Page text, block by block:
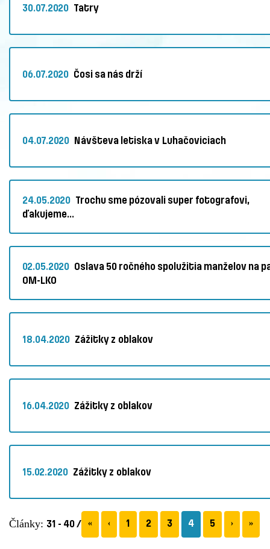
30.07.2020 Tatry
06.07.2020 Čosi sa nás drží
04.07.2020 Návšteva letiska v Luhačoviciach
24.05.2020 Trochu sme pózovali super fotografovi,
ďakujeme...
02.05.2020 Oslava 50 ročného spolužitia manželov na
OM-LKO
18.04.2020 Zážitky z oblakov
16.04.2020 Zážitky z oblakov
15.02.2020 Zážitky z oblakov
Články: 31 - 40 / 42
« « na začiatok
‹ « späťstrana
1 strana
2 strana
3 strana
4 (aktuálna)
strana
5 ďalej »
› na
»